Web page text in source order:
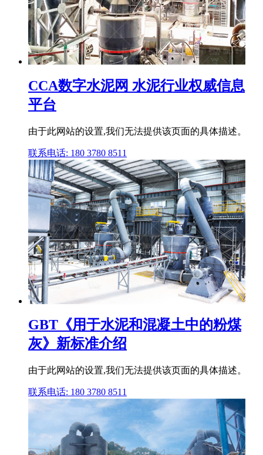
CCA数字水泥网 水泥行业权威信息
平台
由于此网站的设置,我们无法提供该页面的具体描述。
联系电话: 180 3780 8511
GBT《用于水泥和混凝土中的粉煤
灰》新标准介绍
由于此网站的设置,我们无法提供该页面的具体描述。
联系电话: 180 3780 8511